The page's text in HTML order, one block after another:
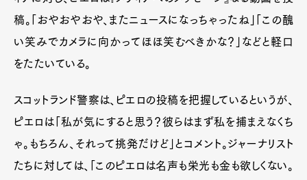
稿。「おやおやおや、またニュースになっちゃったね」「この醜
い笑みでカメラに向かってほほ笑むべきかな？」などと軽口
をたたいている。
スコットランド警察は、ピエロの投稿を把握しているというが、
ピエロは「私が気にすると思う？彼らはまず私を捕まえなくち
ゃ。もちろん、それって挑発だけど」とコメント。ジャーナリスト
たちに対しては、「このピエロは名声も栄光も金も欲しくない。